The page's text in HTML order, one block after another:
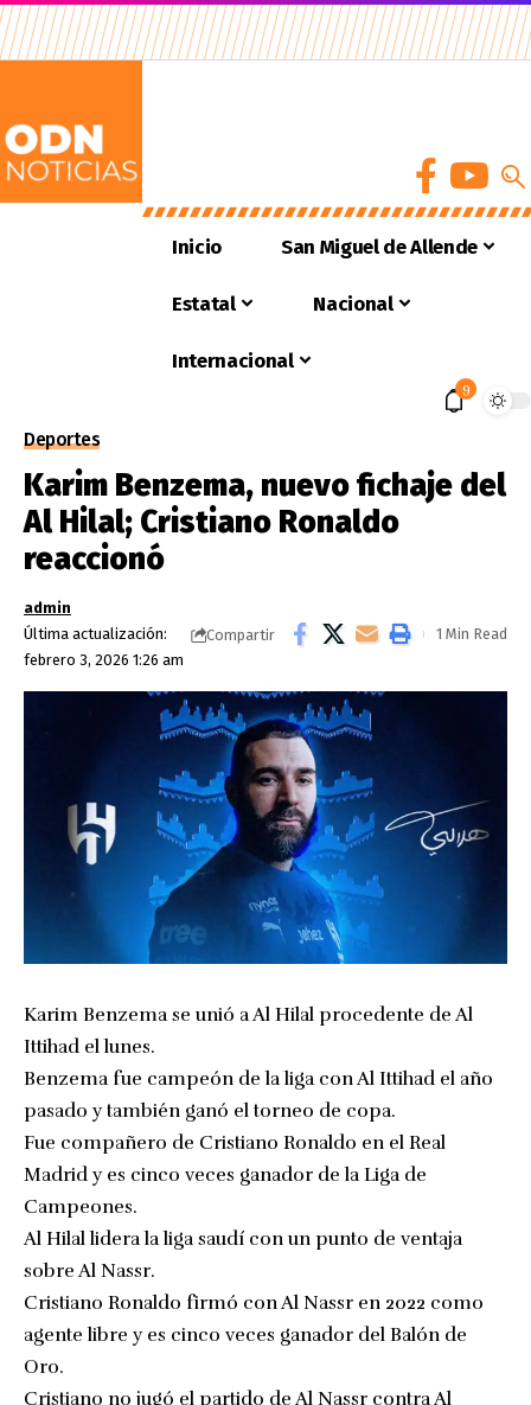
Inicio San Miguel de Allende
Estatal Nacional
Internacional
9
Deportes
Karim Benzema, nuevo fichaje del
Al Hilal; Cristiano Ronaldo
reaccionó
Última actualización:
febrero 3, 2026 1:26 am
admin
Compartir
1 Min Read
Karim Benzema se unió a Al Hilal procedente de Al
Ittihad el lunes.
Benzema fue campeón de la liga con Al Ittihad el año
pasado y también ganó el torneo de copa.
Fue compañero de Cristiano Ronaldo en el Real
Madrid y es cinco veces ganador de la Liga de
Campeones.
Al Hilal lidera la liga saudí con un punto de ventaja
sobre Al Nassr.
Cristiano Ronaldo firmó con Al Nassr en 2022 como
agente libre y es cinco veces ganador del Balón de
Oro.
Cristiano no jugó el partido de Al Nassr contra Al